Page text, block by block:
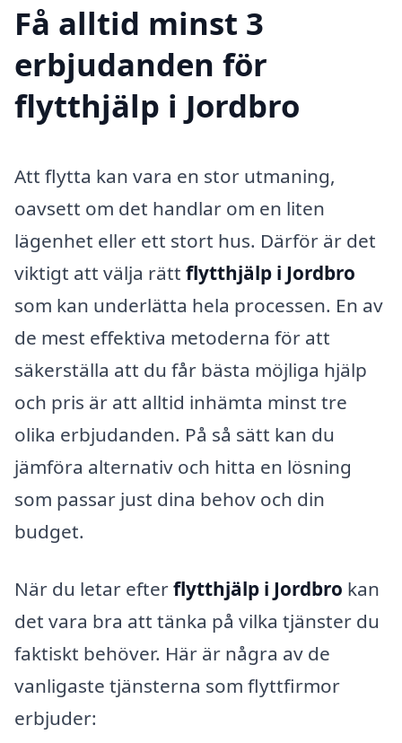
Få alltid minst 3
erbjudanden för
flytthjälp i Jordbro
Att flytta kan vara en stor utmaning,
oavsett om det handlar om en liten
lägenhet eller ett stort hus. Därför är det
viktigt att välja rätt flytthjälp i Jordbro
som kan underlätta hela processen. En av
de mest effektiva metoderna för att
säkerställa att du får bästa möjliga hjälp
och pris är att alltid inhämta minst tre
olika erbjudanden. På så sätt kan du
jämföra alternativ och hitta en lösning
som passar just dina behov och din
budget.
När du letar efterflytthjälp i Jordbro kan
det vara bra att tänka på vilka tjänster du
faktiskt behöver. Här är några av de
vanligaste tjänsterna som flyttfirmor
erbjuder: